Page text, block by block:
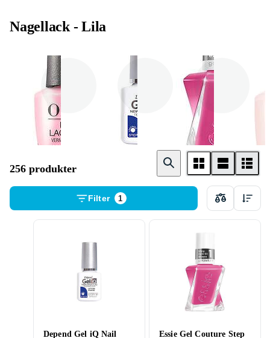
Nagellack - Lila
Chrome Matt
256 produkter
Filter 1
Depend Gel iQ Nail
Essie Gel Couture Step